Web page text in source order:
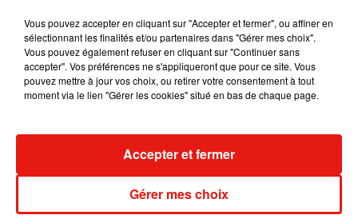
Vous pouvez accepter en cliquant sur "Accepter et fermer", ou affiner en
sélectionnant les finalités et/ou partenaires dans "Gérer mes choix".
Vous pouvez également refuser en cliquant sur "Continuer sans
accepter". Vos préférences ne s'appliqueront que pour ce site. Vous
pouvez mettre à jour vos choix, ou retirer votre consentement à tout
moment via le lien "Gérer les cookies" situé en bas de chaque page.
Gérer mes choix
Accepter et fermer